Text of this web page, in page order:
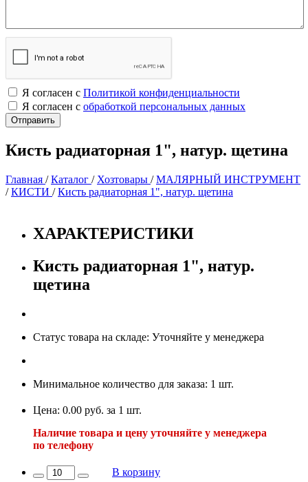
Я согласен с Политикой конфиденциальности
Я согласен с обработкой персональных данных
Кисть радиаторная 1", натур. щетина
Главная /Каталог / Хозтовары /МАЛЯРНЫЙ ИНСТРУМЕНТ
/КИСТИ /Кисть радиаторная 1", натур. щетина
ХАРАКТЕРИСТИКИ
Кисть радиаторная 1", натур.
щетина
Статус товара на складе: Уточняйте у менеджера
Минимальное количество для заказа: 1 шт.
Цена: 0.00 руб. за 1 шт.
Наличие товара и цену уточняйте у менеджера
по телефону
В корзину